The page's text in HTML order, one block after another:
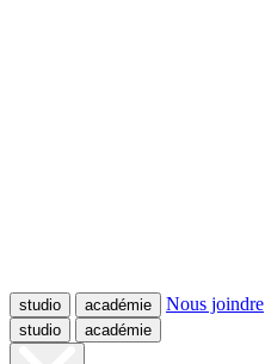
studio académie Nous joindre
studio académie